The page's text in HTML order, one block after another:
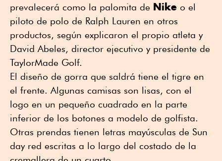
prevalecerá como la palomita de Nike o el
piloto de polo de Ralph Lauren en otros
productos, según explicaron el propio atleta y
David Abeles, director ejecutivo y presidente de
TaylorMade Golf.
El diseño de gorra que saldrá tiene el tigre en
el frente. Algunas camisas son lisas, con el
logo en un pequeño cuadrado en la parte
inferior de los botones a modelo de golfista.
Otras prendas tienen letras mayúsculas de Sun
day red escritas a lo largo del costado de la